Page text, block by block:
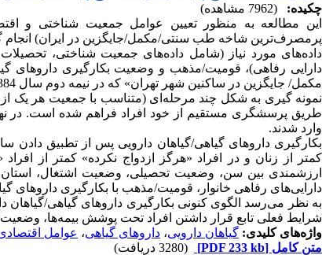
چکیده:
(7962 مشاهده)
این مطالعه به منظور تعیین عوامل جمعیت شناختی و
پرمصرف‌ترین شاخه طب سنتی/مکمل/جایگزین در ایران) انجام
دارایی رفاهی)، قومیت/مذهب و وضعیت بکارگیری داروهای
مکمل/ جایگزین در ساکنین شهر تهران» که در نیمه دوم سال 1384 انجام شد، تأمین گردیدند.
وارد شدند.
بکارگیری داروهای گیاهی/گیاهان دارویی پس از تطبیق
کمتر از زنان و در افراد «هرگز ازدواج نکرده» کمتر از
ارزشمندی بین سن، وضعیت تحصیلی، وضعیت اشتغال،
دارایی‌های رفاهی خانوار، قومیت/مذهب با بکارگیری داروهای
به نظر می‌رسد الگوی کنونی بکارگیری داروهای گیاهی/
شرایط فعلی تابع قرار داشتن افراد تحت پوشش بیمه‌ها،
واژه‌های کلیدی: گیاهان دارویی، داروهای گیاهی، عوامل
متن کامل [PDF 233 kb]
(3280 دریافت)